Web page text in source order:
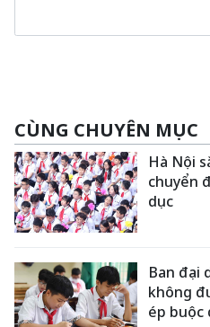
CÙNG CHUYÊN MỤC
Hà Nội
chuyển
dục
Ban đại
không
ép buộc